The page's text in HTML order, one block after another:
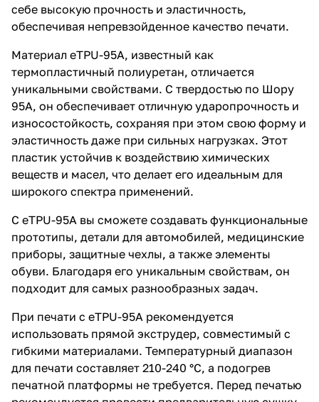
себе высокую прочность и эластичность,
обеспечивая непревзойденное качество печати.
Материал eTPU-95A, известный как
термопластичный полиуретан, отличается
уникальными свойствами. С твердостью по Шору
95A, он обеспечивает отличную ударопрочность и
износостойкость, сохраняя при этом свою форму и
эластичность даже при сильных нагрузках. Этот
пластик устойчив к воздействию химических
веществ и масел, что делает его идеальным для
широкого спектра применений.
С eTPU-95A вы сможете создавать функциональные
прототипы, детали для автомобилей, медицинские
приборы, защитные чехлы, а также элементы
обуви. Благодаря его уникальным свойствам, он
подходит для самых разнообразных задач.
При печати с eTPU-95A рекомендуется
использовать прямой экструдер, совместимый с
гибкими материалами. Температурный диапазон
для печати составляет 210-240 °C, а подогрев
печатной платформы не требуется. Перед печатью